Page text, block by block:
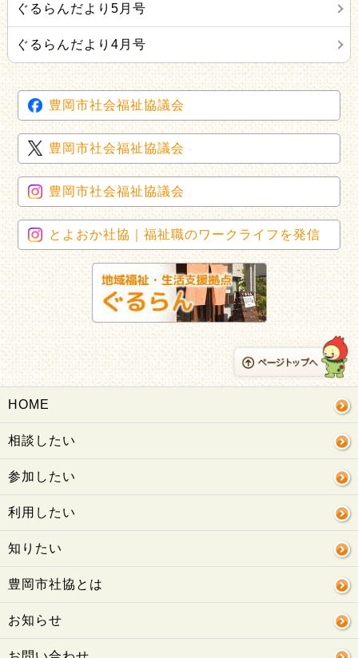
ぐるらんだより5月号
ぐるらんだより4月号
豊岡市社会福祉協議会
豊岡市社会福祉協議会
豊岡市社会福祉協議会
とよおか社協｜福祉職のワークライフを発信
HOME
相談したい
参加したい
利用したい
知りたい
豊岡市社協とは
お知らせ